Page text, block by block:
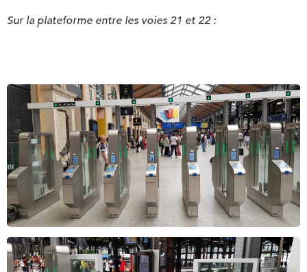
Sur la plateforme entre les voies 21 et 22 :